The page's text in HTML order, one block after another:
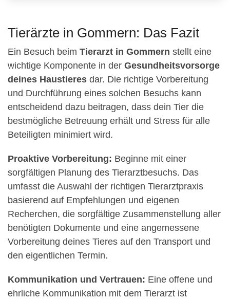
Tierärzte in Gommern: Das Fazit
Ein Besuch beim Tierarzt in Gommern stellt eine
wichtige Komponente in der Gesundheitsvorsorge
deines Haustieres dar. Die richtige Vorbereitung
und Durchführung eines solchen Besuchs kann
entscheidend dazu beitragen, dass dein Tier die
bestmögliche Betreuung erhält und Stress für alle
Beteiligten minimiert wird.
Proaktive Vorbereitung: Beginne mit einer
sorgfältigen Planung des Tierarztbesuchs. Das
umfasst die Auswahl der richtigen Tierarztpraxis
basierend auf Empfehlungen und eigenen
Recherchen, die sorgfältige Zusammenstellung aller
benötigten Dokumente und eine angemessene
Vorbereitung deines Tieres auf den Transport und
den eigentlichen Termin.
Kommunikation und Vertrauen: Eine offene und
ehrliche Kommunikation mit dem Tierarzt ist